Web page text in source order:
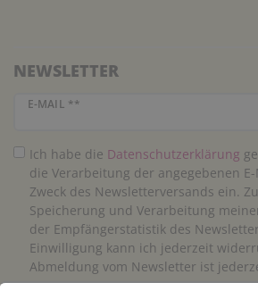
NEWSLETTER
E-MAIL **
Newsletter Honig
Ich habe die Daten­schutz­erklärung
die Verarbeitung der angegebenen
Zweck des Newsletterversands ein.
Speicherung und Verarbeitung
der Empfängerstatistik des
Einwilligung kann ich jederzeit
Abmeldung vom Newsletter ist